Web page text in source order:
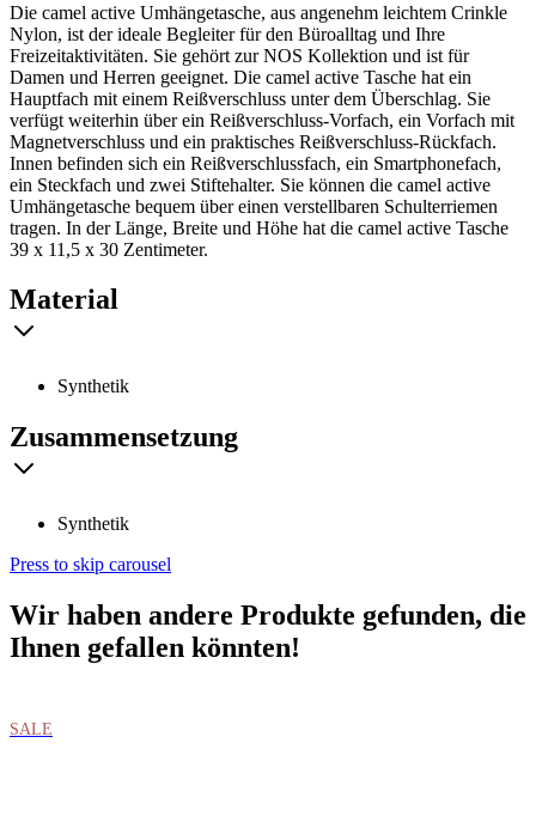
Die camel active Umhängetasche, aus angenehm leichtem Crinkle
Nylon, ist der ideale Begleiter für den Büroalltag und Ihre
Freizeitaktivitäten. Sie gehört zur NOS Kollektion und ist für
Damen und Herren geeignet. Die camel active Tasche hat ein
Hauptfach mit einem Reißverschluss unter dem Überschlag. Sie
verfügt weiterhin über ein Reißverschluss-Vorfach, ein Vorfach mit
Magnetverschluss und ein praktisches Reißverschluss-Rückfach.
Innen befinden sich ein Reißverschlussfach, ein Smartphonefach,
ein Steckfach und zwei Stiftehalter. Sie können die camel active
Umhängetasche bequem über einen verstellbaren Schulterriemen
tragen. In der Länge, Breite und Höhe hat die camel active Tasche
39 x 11,5 x 30 Zentimeter.
Material
Synthetik
Zusammensetzung
Synthetik
Press to skip carousel
Wir haben andere Produkte gefunden, die
Ihnen gefallen könnten!
SALE